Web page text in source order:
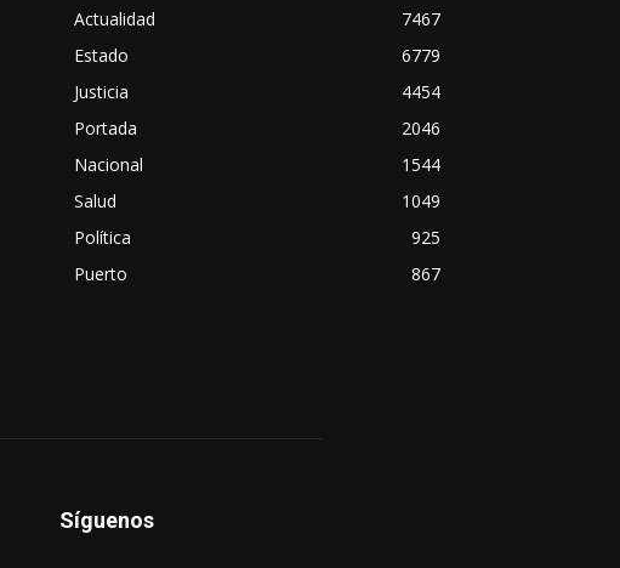
Actualidad
7467
Estado
6779
Justicia
4454
Portada
2046
Nacional
1544
Salud
1049
Política
925
Puerto
867
Síguenos